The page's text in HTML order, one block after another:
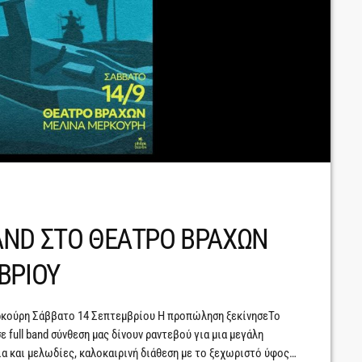
ΣΤΟ ΘΕΑΤΡΟ ΒΡΑΧΩΝ
Σάββατο 14 Σεπτεμβρίου Η προπώληση ξεκίνησεΤο
band σύνθεση μας δίνουν ραντεβού για μια μεγάλη
και μελωδίες, καλοκαιρινή διάθεση με το ξεχωριστό ύφος